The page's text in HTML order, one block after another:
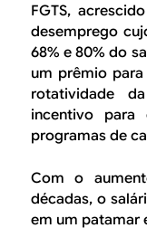
FGTS,
desemprego
68% e 80% do
um prêmio
rotatividade
incentivo para
programas de
Com o
décadas, o
em um patamar